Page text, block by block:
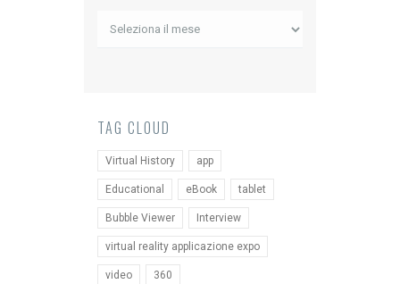
Archivio
TAG CLOUD
Virtual History app
Educational eBook tablet
Bubble Viewer Interview
virtual reality applicazione expo
video 360